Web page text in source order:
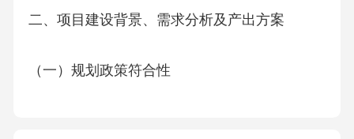
二、项目建设背景、需求分析及产出方案
（一）规划政策符合性